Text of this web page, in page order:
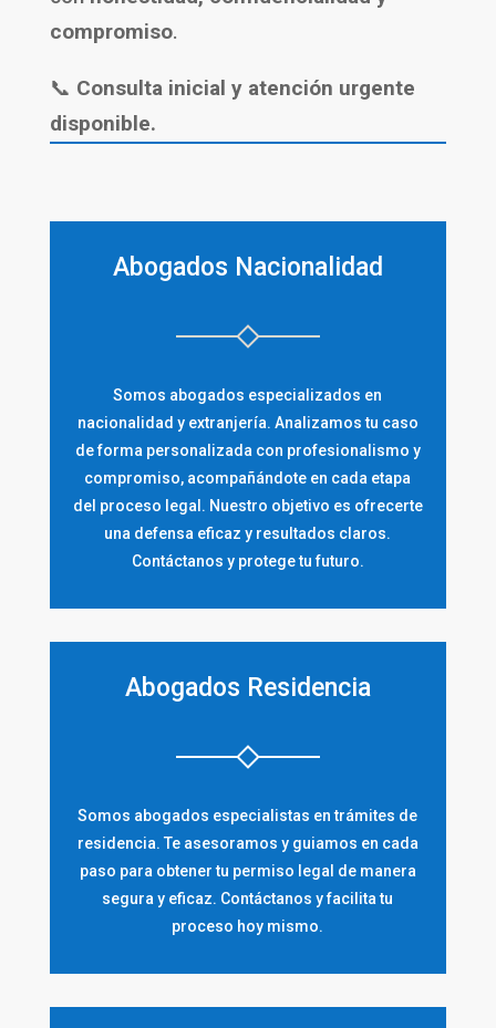
compromiso.
📞 Consulta inicial y atención urgente
disponible.
Abogados Nacionalidad
Somos abogados especializados en
nacionalidad y extranjería. Analizamos tu caso
de forma personalizada con profesionalismo y
compromiso, acompañándote en cada etapa
del proceso legal. Nuestro objetivo es ofrecerte
una defensa eficaz y resultados claros.
Contáctanos y protege tu futuro.
Abogados Residencia
Somos abogados especialistas en trámites de
residencia. Te asesoramos y guiamos en cada
paso para obtener tu permiso legal de manera
segura y eficaz. Contáctanos y facilita tu
proceso hoy mismo.